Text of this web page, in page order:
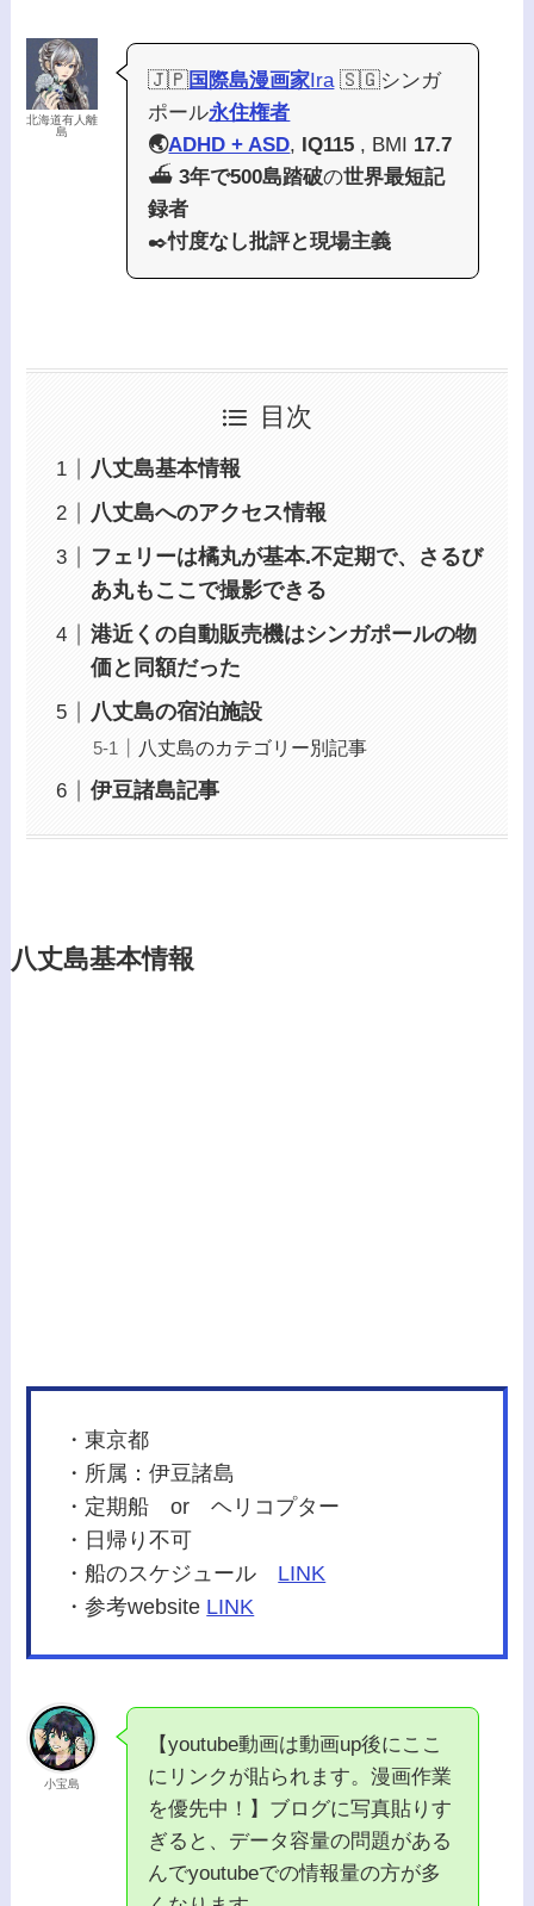
北海道有人離
島
🇯🇵国際島漫画家Ira 🇸🇬シンガ
ポール永住権者
🌏ADHD + ASD, IQ115 , BMI 17.7
⛴️3年で500島踏破の世界最短記
録者
✒️忖度なし批評と現場主義
目次
八丈島基本情報
八丈島へのアクセス情報
フェリーは橘丸が基本.不定期で、さるび
あ丸もここで撮影できる
港近くの自動販売機はシンガポールの物
価と同額だった
八丈島の宿泊施設
八丈島のカテゴリー別記事
伊豆諸島記事
八丈島基本情報
・東京都
・所属：伊豆諸島
・定期船 or ヘリコプター
・日帰り不可
・船のスケジュール LINK
・参考website LINK
小宝島
【youtube動画は動画up後にここ
にリンクが貼られます。漫画作業
を優先中！】ブログに写真貼りす
ぎると、データ容量の問題がある
んでyoutubeでの情報量の方が多